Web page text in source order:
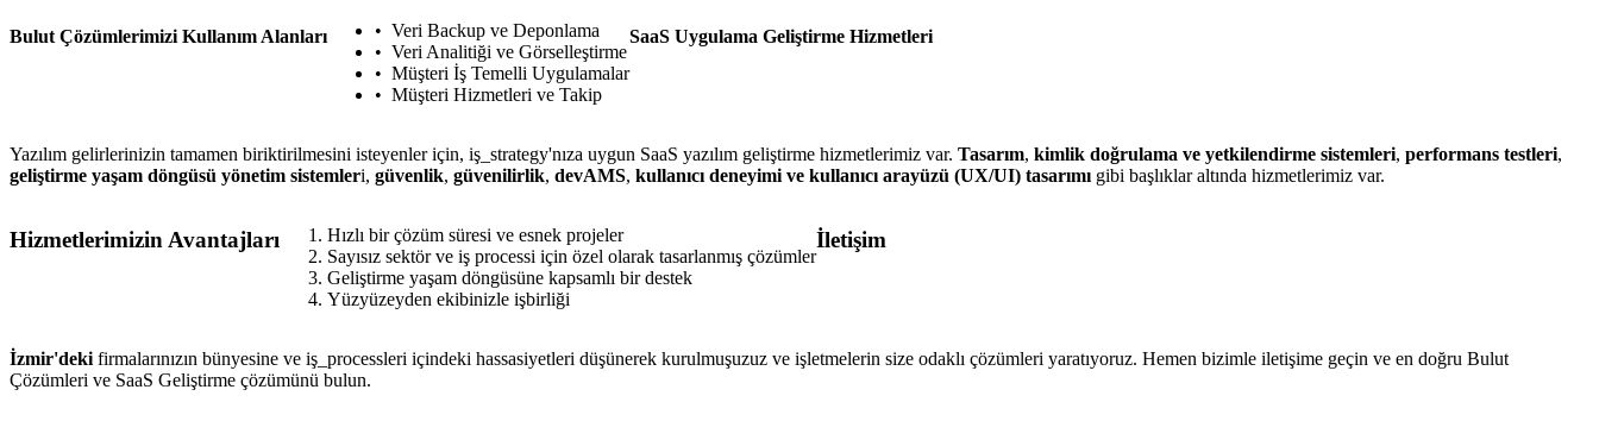
Bulut Çözümlerimizi Kullanım Alanları
Veri Backup ve Deponlama
Veri Analitiği ve Görselleştirme
Müşteri İş Temelli Uygulamalar
Müşteri Hizmetleri ve Takip
SaaS Uygulama Geliştirme Hizmetleri
Yazılım gelirlerinizin tamamen biriktirilmesini isteyenler için, iş_strategy'nıza uygun SaaS yazılım geliştirme hizmetlerimiz var. Tasarım, kimlik doğrulama ve yetkilendirme sistemleri, performans testleri,
geliştirme yaşam döngüsü yönetim sistemleri, güvenlik, güvenilirlik, devAMS, kullanıcı deneyimi ve kullanıcı arayüzü (UX/UI) tasarımı gibi başlıklar altında hizmetlerimiz var.
Hizmetlerimizin Avantajları
Hızlı bir çözüm süresi ve esnek projeler
Sayısız sektör ve iş processi için özel olarak tasarlanmış çözümler
Geliştirme yaşam döngüsüne kapsamlı bir destek
Yüzyüzeyden ekibinizle işbirliği
İletişim
İzmir'deki firmalarınızın bünyesine ve iş_processleri içindeki hassasiyetleri düşünerek kurulmuşuzuz ve işletmelerin size odaklı çözümleri yaratıyoruz. Hemen bizimle iletişime geçin ve en doğru Bulut
Çözümleri ve SaaS Geliştirme çözümünü bulun.